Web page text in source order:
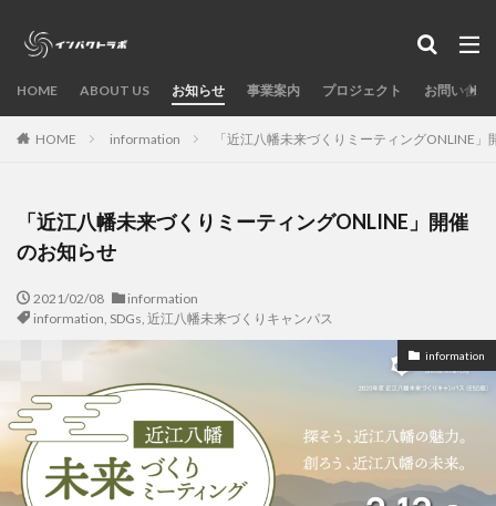
HOME ABOUT US お知らせ 事業案内 プロジェクト お問い合わ
HOME information 「近江八幡未来づくりミーティングONLINE」
「近江八幡未来づくりミーティングONLINE」開催
のお知らせ
2021/02/08
information
information, SDGs, 近江八幡未来づくりキャンパス
information
守山市
ワークショップ
メディア掲載実績
メタバース
もりやまキャリアチャレンジ
information
近江八幡未来づくりキャンパス